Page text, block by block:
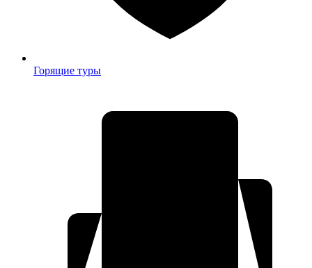
Горящие туры